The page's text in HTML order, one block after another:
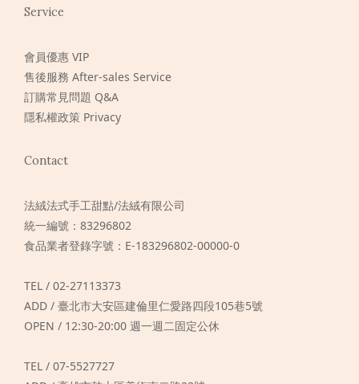
Service
會員優惠 VIP
售後服務 After-sales Service
訂購常見問題 Q&A
隱私權政策 Privacy
Contact
法絨法式手工甜點/法絨有限公司
統一編號：83296802
食品業者登錄字號：E-183296802-00000-0
TEL / 02-27113373
ADD / 臺北市大安區建倫里仁愛路四段105巷5號
OPEN / 12:30-20:00 週一週二固定公休
TEL / 07-5527727